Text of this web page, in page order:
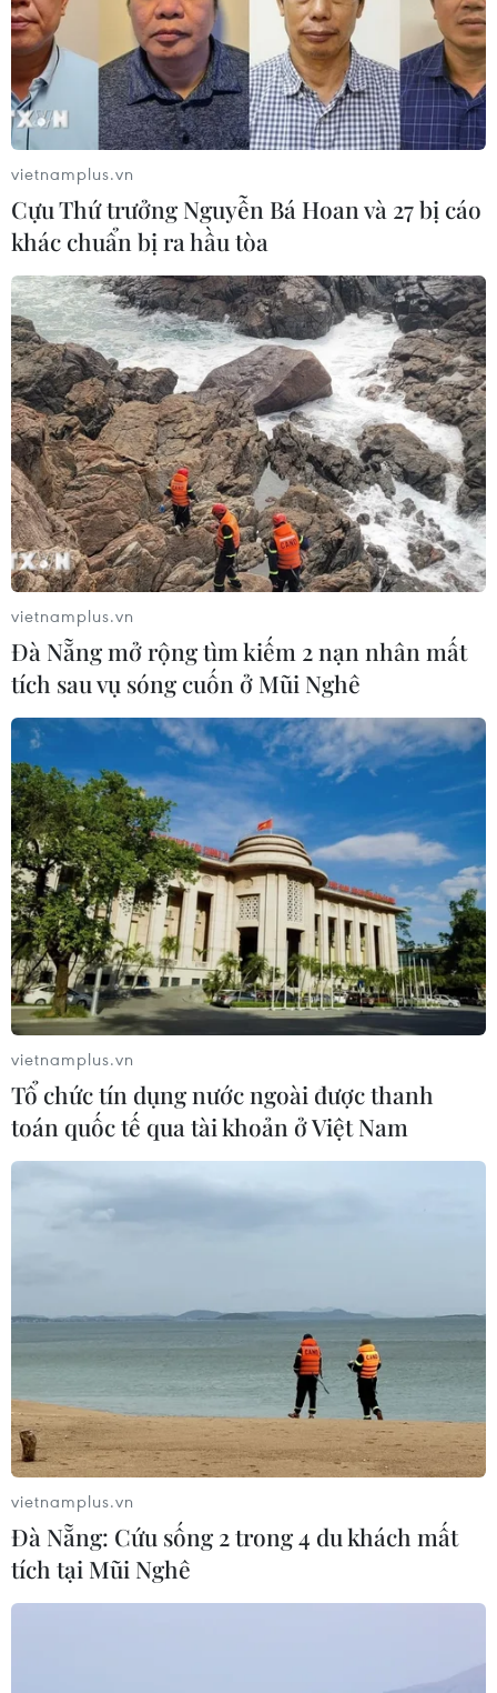
về trời hút khách
16/01/2020 10:36
Đến chiều 22 tháng Chạp, nhiều nhà có cá to, cá đẹp ở
thị trấn Tân Phong, huyện Quảng Xương, làng nuôi cá
chép nổi tiếng ở Thanh Hóa, đã không còn cá để bán.
vietnamplus.vn
Cựu Thứ trưởng Nguyễn Bá Hoan và 27 bị cáo
khác chuẩn bị ra hầu tòa
vietnamplus.vn
Đà Nẵng mở rộng tìm kiếm 2 nạn nhân mất
tích sau vụ sóng cuốn ở Mũi Nghê
vietnamplus.vn
Tổ chức tín dụng nước ngoài được thanh
toán quốc tế qua tài khoản ở Việt Nam
vietnamplus.vn
Đà Nẵng: Cứu sống 2 trong 4 du khách mất
tích tại Mũi Nghê